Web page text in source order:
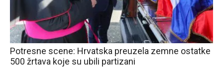
Potresne scene: Hrvatska preuzela zemne ostatke
500 žrtava koje su ubili partizani